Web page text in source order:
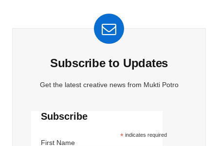
Subscribe to Updates
Get the latest creative news from Mukti Potro
Subscribe
* indicates required
First Name